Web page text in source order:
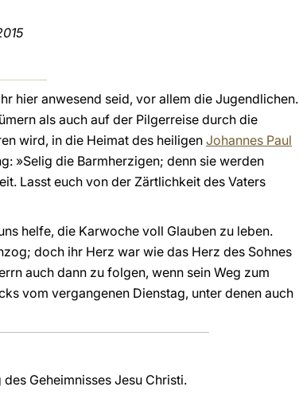
hier anwesend seid, vor allem die Jugendlichen.
als auch auf der Pilgerreise durch die
wird, in die Heimat des heiligen Johannes Paul
»Selig die Barmherzigen; denn sie werden
Lasst euch von der Zärtlichkeit des Vaters
helfe, die Karwoche voll Glauben zu leben.
doch ihr Herz war wie das Herz des Sohnes
auch dann zu folgen, wenn sein Weg zum
vom vergangenen Dienstag, unter denen auch
Geheimnisses Jesu Christi.